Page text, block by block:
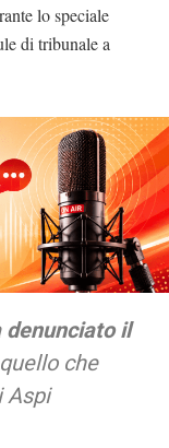
lo speciale
di tribunale a
denunciato il
quello che
Aspi